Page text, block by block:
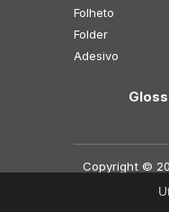
Folheto
Folder
Adesivo
Copyright ©